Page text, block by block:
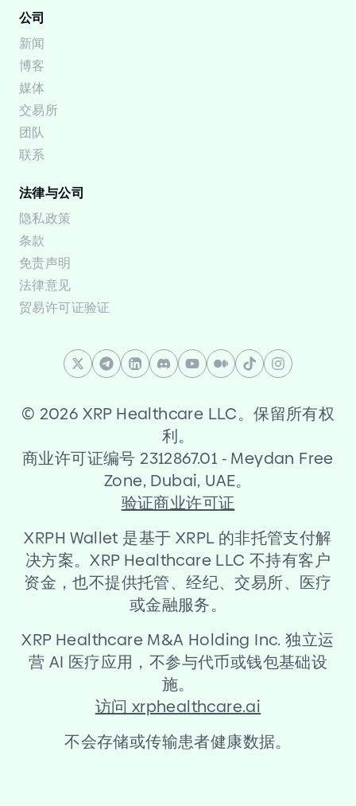
公司
新闻
博客
媒体
交易所
团队
联系
法律与公司
隐私政策
条款
免责声明
法律意见
贸易许可证验证
© 2026 XRP Healthcare LLC。保留所有权
利。
商业许可证编号 2312867.01 - Meydan Free
Zone, Dubai, UAE。
验证商业许可证
XRPH Wallet 是基于 XRPL 的非托管支付解
决方案。XRP Healthcare LLC 不持有客户
资金，也不提供托管、经纪、交易所、医疗
或金融服务。
XRP Healthcare M&A Holding Inc. 独立运
营 AI 医疗应用，不参与代币或钱包基础设
施。
访问 xrphealthcare.ai
不会存储或传输患者健康数据。